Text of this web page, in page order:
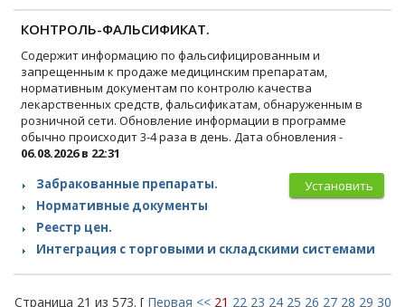
КОНТРОЛЬ-ФАЛЬСИФИКАТ.
Содержит информацию по фальсифицированным и
запрещенным к продаже медицинским препаратам,
нормативным документам по контролю качества
лекарственных средств, фальсификатам, обнаруженным в
розничной сети. Обновление информации в программе
обычно происходит 3-4 раза в день. Дата обновления -
06.08.2026 в 22:31
Установить
Забракованные препараты.
Нормативные документы
Реестр цен.
Интеграция с торговыми и складскими системами
Страница 21 из 573. [ Первая << 21 22 23 24 25 26 27 28 29 30